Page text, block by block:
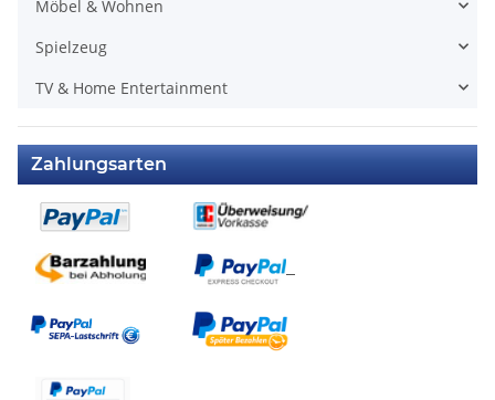
Möbel & Wohnen
Spielzeug
TV & Home Entertainment
Zahlungsarten